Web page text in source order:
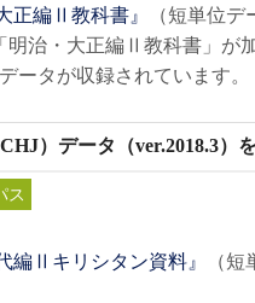
正編Ⅱ教科書』
（短単位
治・大正編Ⅱ教科書」が
ータが収録されています。
）データ（ver.2018.3）
ス
編Ⅱキリシタン資料』
（